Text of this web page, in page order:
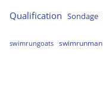
Qualification Sondage
swimrungoats swimrunman